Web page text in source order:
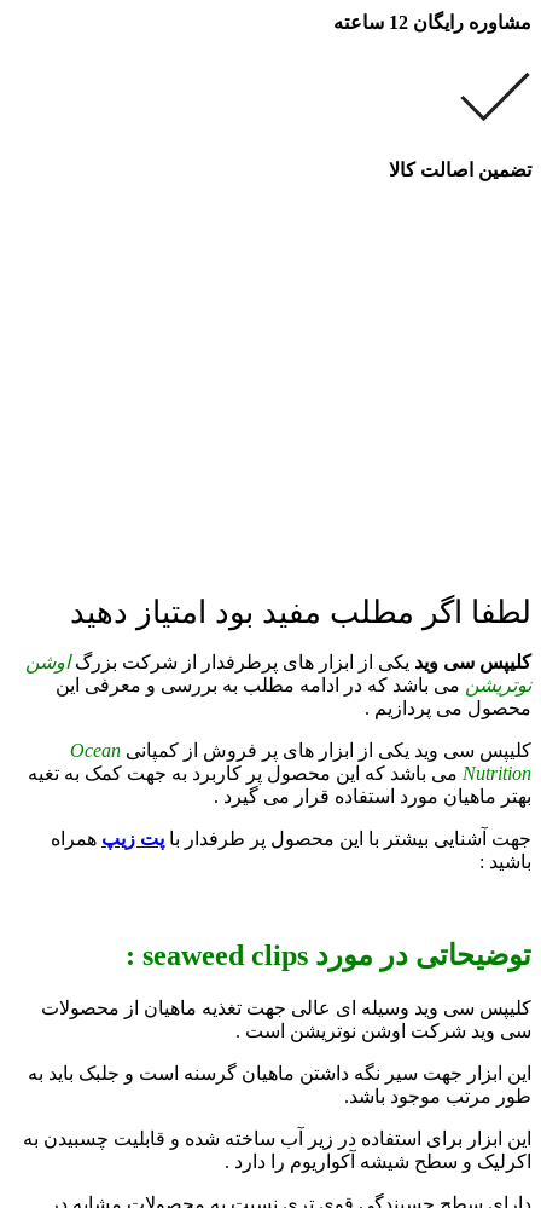
مشاوره رایگان 12 ساعته
تضمین اصالت کالا
لطفا اگر مطلب مفید بود امتیاز دهید
کلیپس سی وید یکی از ابزار های پرطرفدار از شرکت بزرگاوشن
نوتریشن می باشد که در ادامه مطلب به بررسی و معرفی این
محصول می پردازیم .
کلیپس سی وید یکی از ابزار های پر فروش از کمپانی Ocean
Nutrition می باشد که این محصول پر کاربرد به جهت کمک به تغیه
بهتر ماهیان مورد استفاده قرار می گیرد .
جهت آشنایی بیشتر با این محصول پر طرفدار با پت زیپ همراه
باشید :
توضیحاتی در مورد seaweed clips :
کلیپس سی وید وسیله ای عالی جهت تغذیه ماهیان از محصولات
سی وید شرکت اوشن نوتریشن است .
این ابزار جهت سیر نگه داشتن ماهیان گرسنه است و جلبک باید به
طور مرتب موجود باشد.
این ابزار برای استفاده در زیر آب ساخته شده و قابلیت چسبیدن به
اکرلیک و سطح شیشه آکواریوم را دارد .
دارای سطح چسبندگی قوی تری نسبت به محصولات مشابه در